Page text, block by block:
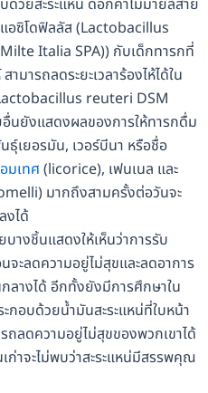
วยสะระแหน่ ดอกคาโมมายล์สาย
อซิโดฟิลลัส (Lactobacillus
Italia SPA)) กับเด็กทารกที่
มารถลดระยะเวลาร้องไห้ได้ใน
reuteri DSM
นยังแสดงผลของการให้ทารกดื่ม
เยอรมัน, เวอร์บีนา หรือชื่อ
อมเทศ (licorice), เฟนเนล และ
มากถึงสามครั้งต่อวันจะ
งได้
บางชิ้นแสดงให้เห็นว่าการรับ
จะลดความอยู่ไม่สุขและลดอาการ
ลางได้ อีกทั้งยังมีการศึกษาใน
กอบด้วยน้ำมันสะระแหน่ที่ใบหน้า
ลดความอยู่ไม่สุขของพวกเขาได้
าจะไม่พบว่าสะระแหน่มีสรรพคุณ